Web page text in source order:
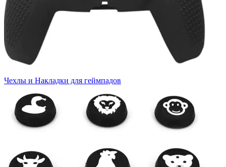
Чехлы и Накладки для геймпадов